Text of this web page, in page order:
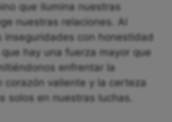
que ilumina nuestras
nuestras relaciones. Al
inseguridades con honestidad
hay una fuerza mayor que
enfrentar la
corazón valiente y la certeza
solos en nuestras luchas.